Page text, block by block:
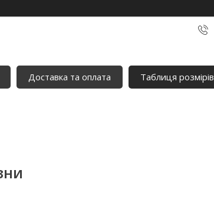
Доставка та оплата Таблиця розмірів